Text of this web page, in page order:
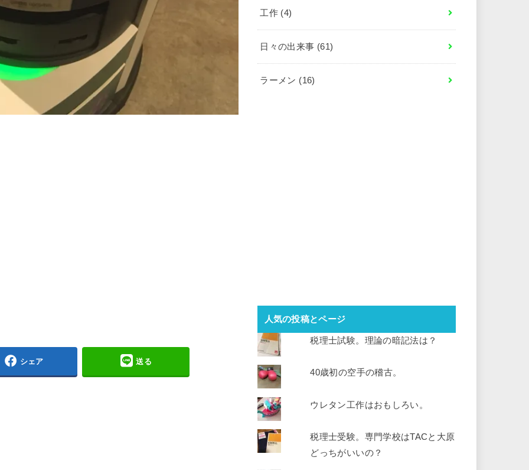
シェア 送る
工作 (4)
日々の出来事 (61)
ラーメン (16)
人気の投稿とページ
税理士試験。理論の暗記法は？
40歳初の空手の稽古。
ウレタン工作はおもしろい。
税理士受験。専門学校はTACと大原
どっちがいいの？